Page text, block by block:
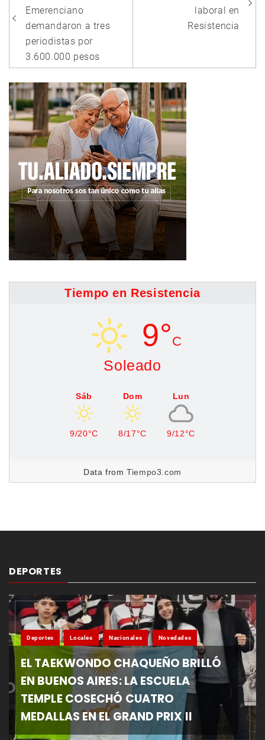
entradas
Emerenciano
demandaron a tres
periodistas por
3.600.000 pesos
laboral en
Resistencia
Tiempo en Resistencia
9°C
Soleado
Sáb
9/20°C
Dom
8/17°C
Lun
9/12°C
Data fromTiempo3.com
DEPORTES
Deportes Locales Nacionales Novedades
EL TAEKWONDO CHAQUEÑO BRILLÓ
EN BUENOS AIRES: LA ESCUELA
TEMPLE COSECHÓ CUATRO
MEDALLAS EN EL GRAND PRIX II